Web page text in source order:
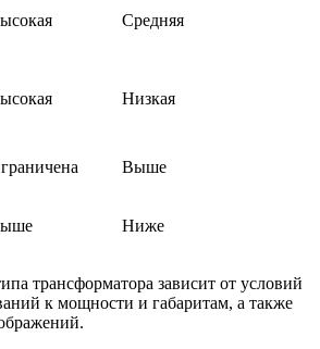
Средняя
Низкая
Выше
Ниже
трансформатора зависит от условий
к мощности и габаритам, а также